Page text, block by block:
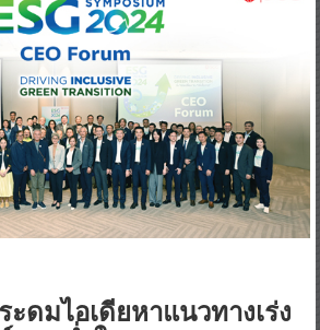
ดมไอเดียหาแนวทางเร่ง